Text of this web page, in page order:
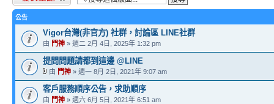
公告
Vigor台灣(非官方) 社群，討論區 LINE社群
由 門神 » 週二 2月 4日, 2025年 1:32 pm
提問問題請都到這邊 @LINE
由 門神 » 週一 8月 2日, 2021年 9:07 am
客戶服務順序公告，求助順序
由 門神 » 週六 6月 5日, 2021年 6:51 am